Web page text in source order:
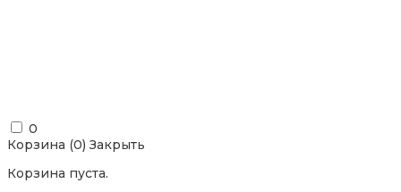
0
Корзина (0) Закрыть
Корзина пуста.